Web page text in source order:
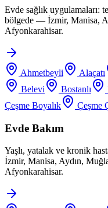
Evde sağlık uygulamaları:
bölgede — İzmir, Manisa,
Afyonkarahisar.
Ahmetbeyli Alaçatı
Belevi
Bostanlı
Çeşme Boyalık
Çeşme
Evde Bakım
Yaşlı, yatalak ve kronik
İzmir, Manisa, Aydın,
Afyonkarahisar.